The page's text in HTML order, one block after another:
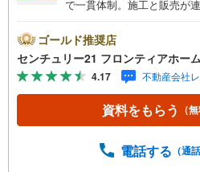
で一貫体制。施工と販売が
ない家づくり。～自社ブラ
諦めない住まい～■なぜ建売
施工から販売までグループ
トを徹底カット。その分を
した■「お金の理想」も諦
・家計の「見える化」で安
ます。 ・プロならではのア
ゴールド推奨店
センチュリー21 フロンティアホ
4.17 不動産会社
資料をもらう （
電話する （通